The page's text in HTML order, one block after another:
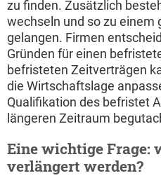
zu finden. Zusätzlich
wechseln und so zu einem
gelangen. Firmen
Gründen für einen
befristeten Zeitverträgen
die Wirtschaftslage
Qualifikation des befristet
längeren Zeitraum
Eine wichtige Frage:
verlängert werden?